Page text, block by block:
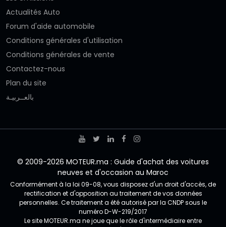
Actualités Auto
Forum d'aide automobile
Conditions générales d'utilisation
Conditions générales de vente
Contactez-nous
Plan du site
بالعــربيـة
© 2009-2026 MOTEUR.ma : Guide d'achat des voitures
neuves et d'occasion au Maroc
Conformément à la loi 09-08, vous disposez d'un droit d'accès, de
rectification et d'opposition au traitement de vos données
personnelles. Ce traitement a été autorisé par la CNDP sous le
numéro D-W-219/2017
Le site MOTEUR.ma ne joue que le rôle d'intermédiaire entre